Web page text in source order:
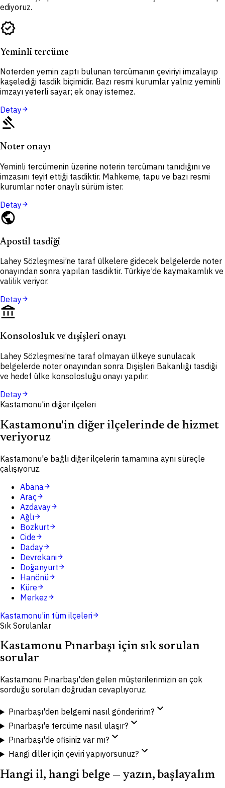
ediyoruz.
verified
Yeminli tercüme
Noterden yemin zaptı bulunan tercümanın çeviriyi imzalayıp
kaşelediği tasdik biçimidir. Bazı resmi kurumlar yalnız yeminli
imzayı yeterli sayar; ek onay istemez.
Detayarrow_forward
gavel
Noter onayı
Yeminli tercümenin üzerine noterin tercümanı tanıdığını ve
imzasını teyit ettiği tasdiktir. Mahkeme, tapu ve bazı resmi
kurumlar noter onaylı sürüm ister.
Detayarrow_forward
public
Apostil tasdiği
Lahey Sözleşmesi’ne taraf ülkelere gidecek belgelerde noter
onayından sonra yapılan tasdiktir. Türkiye’de kaymakamlık ve
valilik veriyor.
Detayarrow_forward
account_balance
Konsolosluk ve dışişleri onayı
Lahey Sözleşmesi’ne taraf olmayan ülkeye sunulacak
belgelerde noter onayından sonra Dışişleri Bakanlığı tasdiği
ve hedef ülke konsolosluğu onayı yapılır.
Detayarrow_forward
Kastamonu'in diğer ilçeleri
Kastamonu'in diğer ilçelerinde de hizmet
veriyoruz
Kastamonu'e bağlı diğer ilçelerin tamamına aynı süreçle
çalışıyoruz.
Abanaarrow_forward
Araçarrow_forward
Azdavayarrow_forward
Ağlıarrow_forward
Bozkurtarrow_forward
Cidearrow_forward
Dadayarrow_forward
Devrekaniarrow_forward
Doğanyurtarrow_forward
Hanönüarrow_forward
Kürearrow_forward
Merkezarrow_forward
Kastamonu’in tüm ilçeleriarrow_forward
Sık Sorulanlar
Kastamonu Pınarbaşı için sık sorulan
sorular
Kastamonu Pınarbaşı'den gelen müşterilerimizin en çok
sorduğu soruları doğrudan cevaplıyoruz.
Pınarbaşı'den belgemi nasıl gönderirim?expand_more
Pınarbaşı'e tercüme nasıl ulaşır?expand_more
Pınarbaşı'de ofisiniz var mı?expand_more
Hangi diller için çeviri yapıyorsunuz?expand_more
Hangi il, hangi belge — yazın, başlayalım